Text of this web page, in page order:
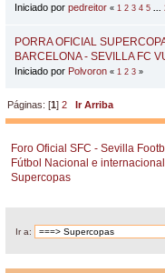
Iniciado por pedreitor « 1 2 3 4 5
PORRA OFICIAL
BARCELONA - SEVILLA FC
Iniciado por Polvoron « 1 2 3 »
Páginas: [1]2 Ir Arriba
Foro Oficial SFC - Sevilla
Fútbol Nacional e internacional
Supercopas
Ir a: